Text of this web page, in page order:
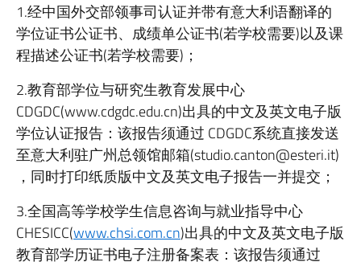
1.经中国外交部领事司认证并带有意大利语翻译的
学位证书公证书、成绩单公证书(若学校需要)以及课
程描述公证书(若学校需要)；
2.教育部学位与研究生教育发展中心
CDGDC(www.cdgdc.edu.cn)出具的中文及英文电子版
学位认证报告：该报告须通过 CDGDC系统直接发送
至意大利驻广州总领馆邮箱(studio.canton@esteri.it)
，同时打印纸质版中文及英文电子报告一并提交；
3.全国高等学校学生信息咨询与就业指导中心
CHESICC(www.chsi.com.cn)出具的中文及英文电子版
教育部学历证书电子注册备案表：该报告须通过